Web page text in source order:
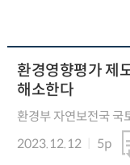
환경영향평가 제
해소한다
환경부 자연보전국 국
2023.12.12
5p